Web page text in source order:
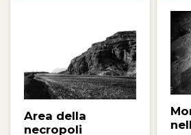
Area della
necropoli